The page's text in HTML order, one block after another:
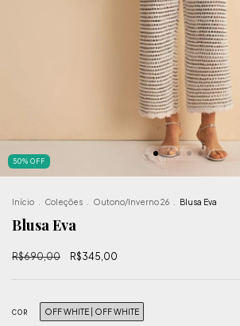
50% OFF
Início Coleções Outono/Inverno 26 Blusa Eva
Blusa Eva
R$690,00 R$345,00
COR OFF WHITE | OFF WHITE